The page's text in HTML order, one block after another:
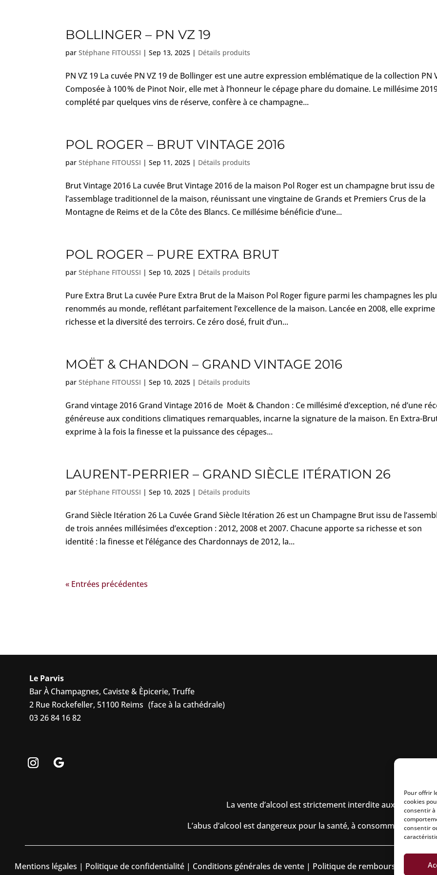
Pour offrir
cookies
consentir à
consentir
BOLLINGER – PN VZ 19
parStéphane FITOUSSI |Sep 13, 2025 | Détails produits
PN VZ 19 La cuvée PN VZ 19 de Bollinger est une autre expression emblématique de la collection PN
Composée à 100 % de Pinot Noir, elle met à l’honneur le cépage phare du domaine. Le millésime
complété par quelques vins de réserve, confère à ce champagne...
POL ROGER – BRUT VINTAGE 2016
parStéphane FITOUSSI |Sep 11, 2025 | Détails produits
Brut Vintage 2016 La cuvée Brut Vintage 2016 de la maison Pol Roger est un champagne brut issu de
l’assemblage traditionnel de la maison, réunissant une vingtaine de Grands et Premiers Crus de la
Montagne de Reims et de la Côte des Blancs. Ce millésime bénéficie d’une...
POL ROGER – PURE EXTRA BRUT
parStéphane FITOUSSI |Sep 10, 2025 | Détails produits
Pure Extra Brut La cuvée Pure Extra Brut de la Maison Pol Roger figure parmi les champagnes les
renommés au monde, reflétant parfaitement l’excellence de la maison. Lancée en 2008, elle exprime
richesse et la diversité des terroirs. Ce zéro dosé, fruit d’un...
MOËT & CHANDON – GRAND VINTAGE 2016
parStéphane FITOUSSI |Sep 10, 2025 | Détails produits
Grand vintage 2016 Grand Vintage 2016 de Moët & Chandon : Ce millésimé d’exception, né d’une
généreuse aux conditions climatiques remarquables, incarne la signature de la maison. En Extra-
exprime à la fois la finesse et la puissance des cépages...
LAURENT-PERRIER – GRAND SIÈCLE ITÉRATION 26
parStéphane FITOUSSI |Sep 10, 2025 | Détails produits
Grand Siècle Itération 26 La Cuvée Grand Siècle Itération 26 est un Champagne Brut issu de
de trois années millésimées d’exception : 2012, 2008 et 2007. Chacune apporte sa richesse et son
identité : la finesse et l’élégance des Chardonnays de 2012, la...
« Entrées précédentes
Le Parvis
Bar À Champagnes, Caviste & Èpicerie, Truffe
2 Rue Rockefeller, 51100 Reims (face à la cathédrale)
03 26 84 16 82
La vente d’alcool est strictement interdite aux mineurs.
L’abus d’alcool est dangereux pour la santé, à consommer avec
Mentions légales | Politique de confidentialité| Conditions générales de vente| Politique de remboursement